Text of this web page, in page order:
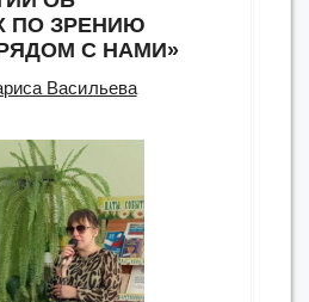
ПО ЗРЕНИЮ
С НАМИ»
Васильева